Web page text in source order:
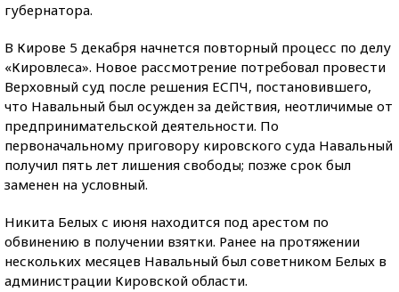
губернатора.
В Кирове 5 декабря начнется повторный процесс по делу
«Кировлеса». Новое рассмотрение потребовал провести
Верховный суд после решения ЕСПЧ, постановившего,
что Навальный был осужден за действия, неотличимые от
предпринимательской деятельности. По
первоначальному приговору кировского суда Навальный
получил пять лет лишения свободы; позже срок был
заменен на условный.
Никита Белых с июня находится под арестом по
обвинению в получении взятки. Ранее на протяжении
нескольких месяцев Навальный был советником Белых в
администрации Кировской области.